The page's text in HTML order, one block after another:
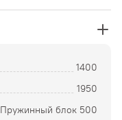
1400
1950
Пружинный блок 500